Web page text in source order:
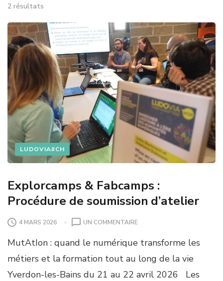
2 résultats
LUDOVIA#CH
Explorcamps & Fabcamps :
Procédure de soumission d’atelier
4 MARS 2026 UN COMMENTAIRE
MutAtIon : quand le numérique transforme les
métiers et la formation tout au long de la vie
Yverdon-les-Bains du 21 au 22 avril 2026 Les